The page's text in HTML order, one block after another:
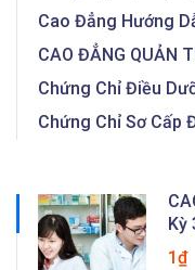
Cao Đẳng Hướng
CAO ĐẲNG QUẢN
Chứng Chỉ Điều
Chứng Chỉ Sơ Cấp
Kỳ
1₫